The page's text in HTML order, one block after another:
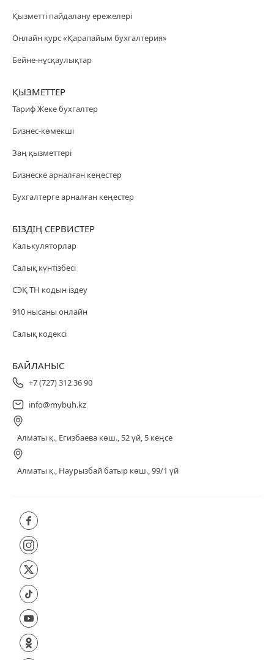
Қызметті пайдалану ережелері
Онлайн курс «Қарапайым бухгалтерия»
Бейне-нұсқаулықтар
ҚЫЗМЕТТЕР
Тариф Жеке бухгалтер
Бизнес-көмекші
Заң қызметтері
Бизнеске арналған кеңестер
Бухгалтерге арналған кеңестер
БІЗДІҢ СЕРВИСТЕР
Калькуляторлар
Салық күнтізбесі
СЭҚ ТН кодын іздеу
910 нысаны онлайн
Салық кодексі
БАЙЛАНЫС
+7 (727) 312 36 90
info@mybuh.kz
Алматы қ., Егизбаева көш., 52 үй, 5 кеңсе
Алматы қ., Наурызбай батыр көш., 99/1 үй